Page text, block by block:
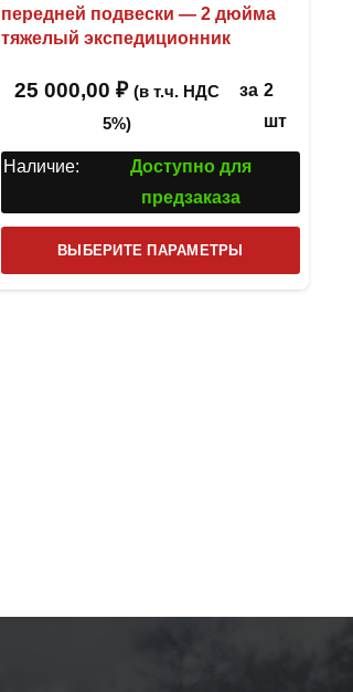
передней подвески — 2 дюйма
тяжелый экспедиционник
25 000,00₽ (в т.ч. НДС
5%)
за 2
шт
Наличие:
Доступно для
предзаказа
ВЫБЕРИТЕ ПАРАМЕТРЫ
товар